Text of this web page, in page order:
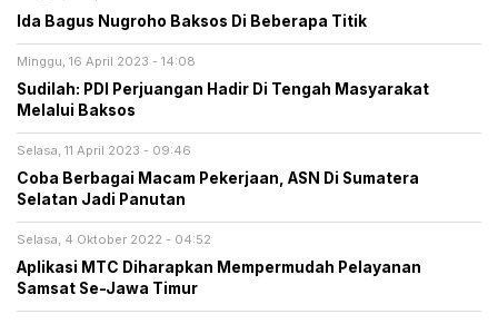
Ida Bagus Nugroho Baksos Di Beberapa Titik
Minggu, 16 April 2023 - 14:08
Sudilah: PDI Perjuangan Hadir Di Tengah Masyarakat
Melalui Baksos
Selasa, 11 April 2023 - 09:46
Coba Berbagai Macam Pekerjaan, ASN Di Sumatera
Selatan Jadi Panutan
Selasa, 4 Oktober 2022 - 04:52
Aplikasi MTC Diharapkan Mempermudah Pelayanan
Samsat Se-Jawa Timur